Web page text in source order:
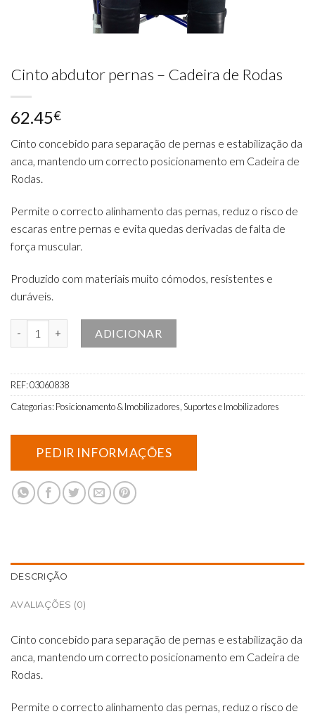
Cinto abdutor pernas – Cadeira de Rodas
62.45€
Cinto concebido para separação de pernas e estabilização da
anca, mantendo um correcto posicionamento em Cadeira de
Rodas.
Permite o correcto alinhamento das pernas, reduz o risco de
escaras entre pernas e evita quedas derivadas de falta de
força muscular.
Produzido com materiais muito cómodos, resistentes e
duráveis.
ADICIONAR
REF:03060838
Categorias: Posicionamento & Imobilizadores Suportes e Imobilizadores
DESCRIÇÃO
AVALIAÇÕES (0)
Cinto concebido para separação de pernas e estabilização da
anca, mantendo um correcto posicionamento em Cadeira de
Rodas.
Permite o correcto alinhamento das pernas, reduz o risco de